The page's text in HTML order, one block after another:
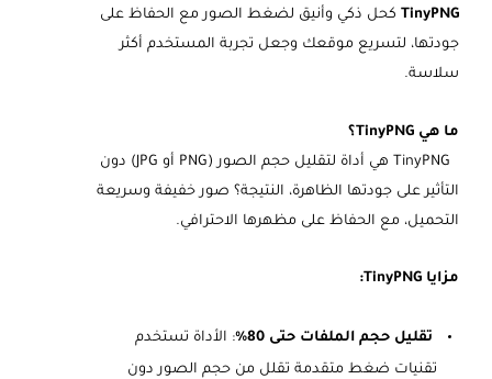
TinyPNG كحل ذكي وأنيق لضغط الصور مع الحفاظ على
جودتها، لتسريع موقعك وجعل تجربة المستخدم أكثر
سلاسة.
ما هي TinyPNG؟
TinyPNG هي أداة لتقليل حجم الصور (PNG أو JPG) دون
التأثير على جودتها الظاهرة، النتيجة؟ صور خفيفة وسريعة
التحميل، مع الحفاظ على مظهرها الاحترافي.
مزايا TinyPNG:
تقليل حجم الملفات حتى 80% : الأداة تستخدم
تقنيات ضغط متقدمة تقلل من حجم الصور دون